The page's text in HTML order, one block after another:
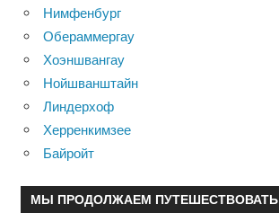
Нимфенбург
Обераммергау
Хоэншвангау
Нойшванштайн
Линдерхоф
Херренкимзее
Байройт
МЫ ПРОДОЛЖАЕМ ПУТЕШЕСТВОВАТЬ